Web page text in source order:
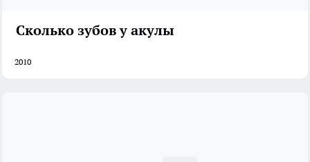
Сколько зубов у акулы
2010